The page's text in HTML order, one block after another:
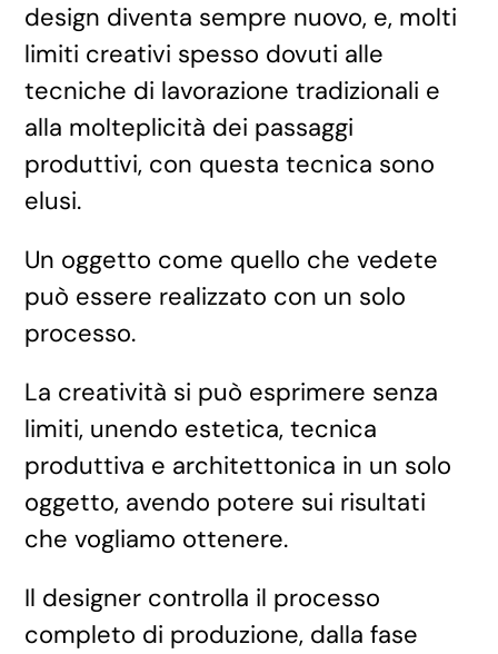
design diventa sempre nuovo, e, molti
limiti creativi spesso dovuti alle
tecniche di lavorazione tradizionali e
alla molteplicità dei passaggi
produttivi, con questa tecnica sono
elusi.
Un oggetto come quello che vedete
può essere realizzato con un solo
processo.
La creatività si può esprimere senza
limiti, unendo estetica, tecnica
produttiva e architettonica in un solo
oggetto, avendo potere sui risultati
che vogliamo ottenere.
Il designer controlla il processo
completo di produzione, dalla fase